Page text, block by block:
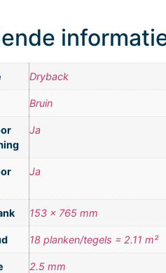
Dryback
Bruin
Ja
Ja
153 x 765 mm
18 planken/tegels = 2.11 m²
2.5 mm